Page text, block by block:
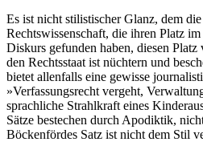
Es ist nicht stilistischer Glanz, dem
Rechtswissenschaft, die ihren Platz
Diskurs gefunden haben, diesen Platz
den Rechtsstaat ist nüchtern und
bietet allenfalls eine gewisse
»Verfassungsrecht vergeht,
sprachliche Strahlkraft eines
Sätze bestechen durch Apodiktik,
Böckenfördes Satz ist nicht dem Stil